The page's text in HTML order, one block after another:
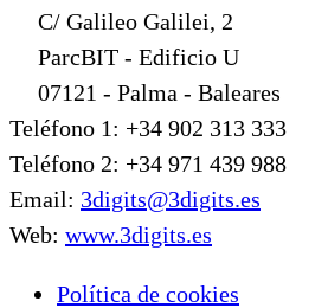
C/ Galileo Galilei, 2
ParcBIT - Edificio U
07121 - Palma - Baleares
Teléfono 1: +34 902 313 333
Teléfono 2: +34 971 439 988
Email: 3digits@3digits.es
Web: www.3digits.es
Política de cookies